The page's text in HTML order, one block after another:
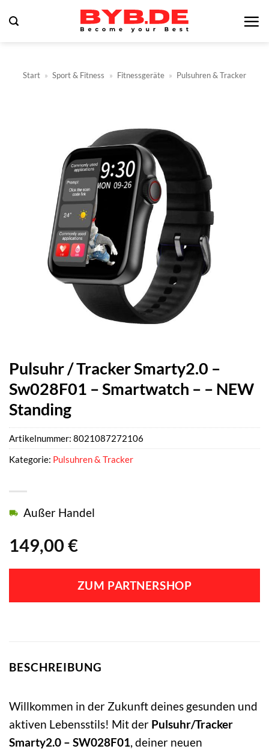
Inhalt
Start » Sport & Fitness » Fitnessgeräte » Pulsuhren & Tracker
Pulsuhr / Tracker Smarty2.0 –
Sw028F01 – Smartwatch – – NEW
Standing
149,00 €
Außer Handel
ZUM PARTNERSHOP
Artikelnummer: 8021087272106
Kategorie: Pulsuhren & Tracker
BESCHREIBUNG
Willkommen in der Zukunft deines gesunden und
aktiven Lebensstils! Mit der Pulsuhr/Tracker
Smarty2.0 – SW028F01 , deiner neuen